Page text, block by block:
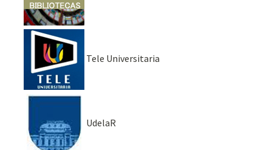
Tele Universitaria
UdelaR